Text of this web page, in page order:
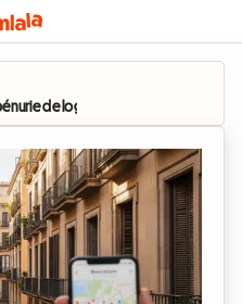
de logements pour un séjour